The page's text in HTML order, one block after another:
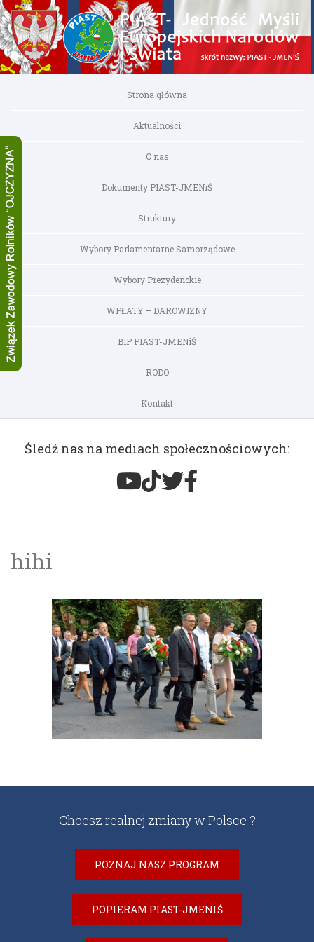
Strona główna
Aktualności
O nas
Dokumenty PIAST-JMENiŚ
Struktury
Wybory Parlamentarne Samorządowe
Wybory Prezydenckie
WPŁATY – DAROWIZNY
BIP PIAST-JMENiŚ
RODO
Kontakt
Śledź nas na mediach społecznościowych:
hihi
Chcesz realnej zmiany w Polsce ?
POZNAJ NASZ PROGRAM
POPIERAM PIAST-JMENIŚ